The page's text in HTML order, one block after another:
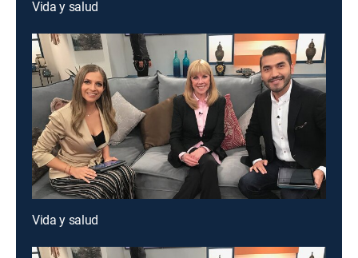
Vida y salud
Vida y salud